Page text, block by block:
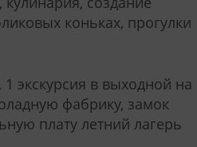
коньках, прогулки
экскурсия в выходной на
фабрику, замок
плату летний лагерь